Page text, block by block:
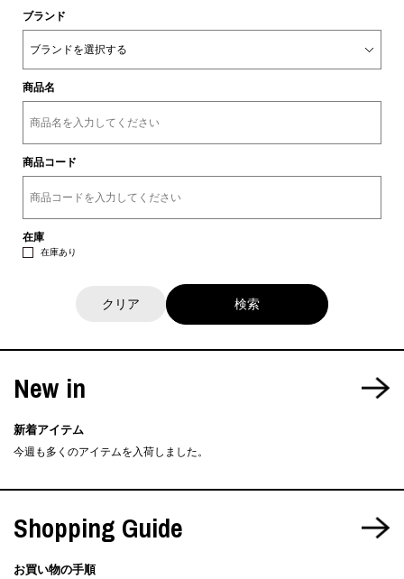
ブランド
商品名
商品コード
在庫
在庫あり
クリア
New in
新着アイテム
今週も多くのアイテムを入荷しました。
Shopping Guide
お買い物の手順